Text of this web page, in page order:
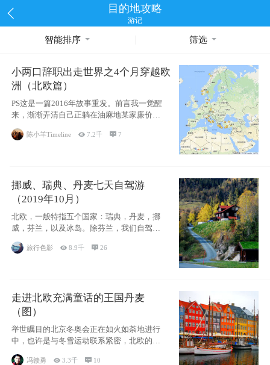
目的地攻略
游记
智能排序 筛选
小两口辞职出走世界之4个月穿越欧
洲（北欧篇）
PS这是一篇2016年故事重发。前言我一觉醒
来，渐渐弄清自己正躺在油麻地某家廉价宾
馆
陈小羊Timeline 7.2千 7
挪威、瑞典、丹麦七天自驾游
（2019年10月）
北欧，一般特指五个国家：瑞典，丹麦，挪
威，芬兰，以及冰岛。除芬兰，我们自驾游
旅行色影 8.9千 26
走进北欧充满童话的王国丹麦
（图）
举世瞩目的北京冬奥会正在如火如荼地进行
中，也许是与冬雪运动联系紧密，北欧的一
些国家因
冯赣勇 3.3千  10